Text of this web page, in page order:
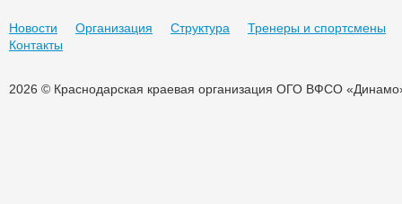
Новости Организация Структура
Тренеры и спортсмены
Контакты
2026 © Краснодарская краевая организация ОГО ВФСО